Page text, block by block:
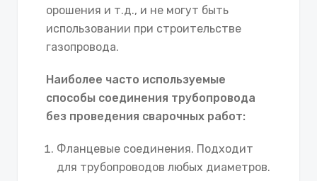
орошения и т.д., и не могут быть
использовании при строительстве
газопровода.
Наиболее часто используемые
способы соединения трубопровода
без проведения сварочных работ:
Фланцевые соединения. Подходит
для трубопроводов любых диаметров.